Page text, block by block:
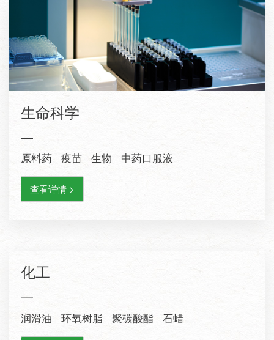
生命科学
—
原料药 疫苗 生物 中药口服液
查看详情 >
化工
—
润滑油 环氧树脂 聚碳酸酯 石蜡